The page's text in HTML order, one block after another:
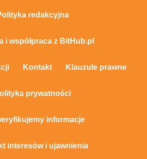
redakcyjna
i współpraca z BitHub.pl
Kontakt Klauzule prawne
prywatności
informacje
interesów i ujawnienia